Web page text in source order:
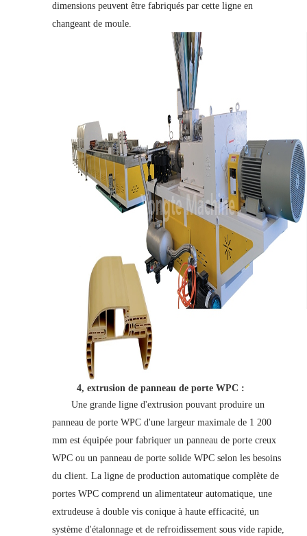
dimensions peuvent être fabriqués par cette ligne en
changeant de moule.
4, extrusion de panneau de porte WPC :
Une grande ligne d'extrusion pouvant produire un
panneau de porte WPC d'une largeur maximale de 1 200
mm est équipée pour fabriquer un panneau de porte creux
WPC ou un panneau de porte solide WPC selon les besoins
du client. La ligne de production automatique complète de
portes WPC comprend un alimentateur automatique, une
extrudeuse à double vis conique à haute efficacité, un
système d'étalonnage et de refroidissement sous vide rapide,